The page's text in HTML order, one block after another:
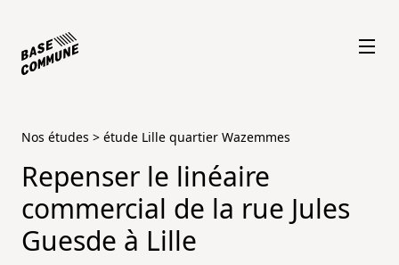
Nos études > étude Lille quartier Wazemmes
Repenser le linéaire
commercial de la rue Jules
Guesde à Lille